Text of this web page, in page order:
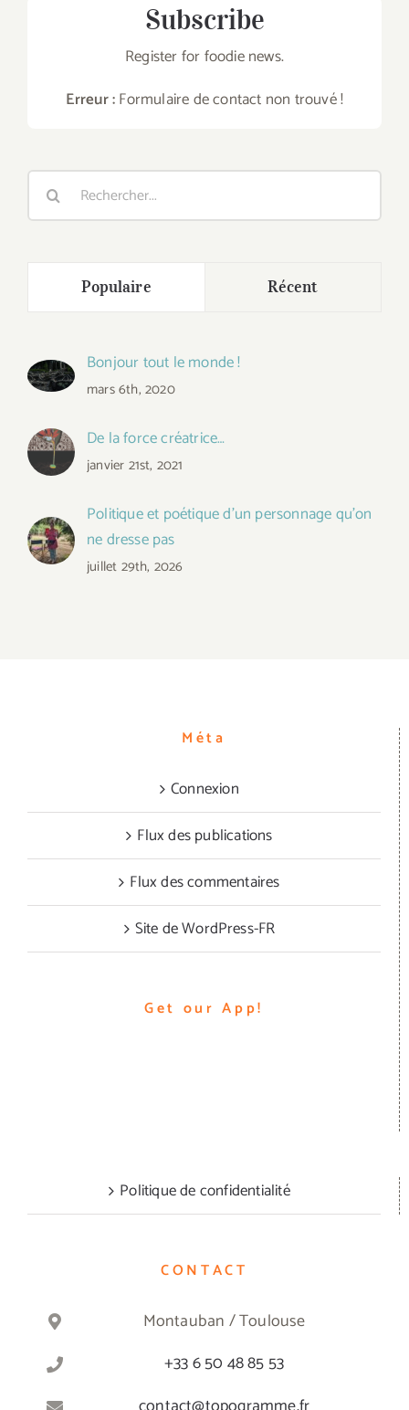
Subscribe
Register for foodie news.
Erreur :Formulaire de contact non trouvé !
Rechercher:
Populaire Récent
Bonjour tout le monde !
mars 6th, 2020
De la force créatrice…
janvier 21st, 2021
Politique et poétique d’un personnage qu’on
ne dresse pas
juillet 29th, 2026
Méta
Connexion
Flux des publications
Flux des commentaires
Site de WordPress-FR
Get our App!
Politique de confidentialité
CONTACT
Montauban / Toulouse
+33 6 50 48 85 53